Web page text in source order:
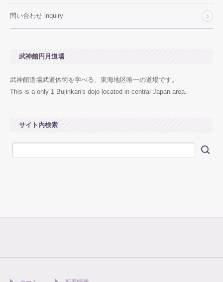
問い合わせ inquiry
武神館円月道場
武神館道場武道体術を学べる、東海地区唯一の道場です。
This is a only 1 Bujinkan's dojo located in central Japan area.
サイト内検索